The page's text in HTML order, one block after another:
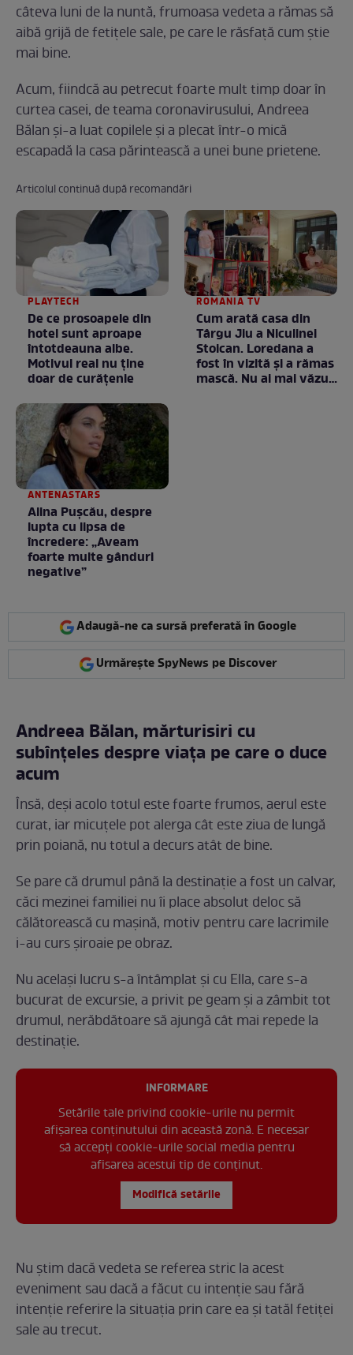
câteva luni de la nuntă, frumoasa vedeta a rămas să
aibă grijă de fetițele sale, pe care le răsfață cum știe
mai bine.
Acum, fiindcă au petrecut foarte mult timp doar în
curtea casei, de teama coronavirusului, Andreea
Bălan și-a luat copilele și a plecat într-o mică
escapadă la casa părintească a unei bune prietene.
Articolul continuă după recomandări
PLAYTECH
De ce prosoapele din
hotel sunt aproape
întotdeauna albe.
Motivul real nu ține
doar de curățenie
ROMANIA TV
Cum arată casa din
Târgu Jiu a Niculinei
Stoican. Loredana a
fost în vizită și a rămas
mască. Nu ai mai văzut
ANTENASTARS
Alina Pușcău, despre
lupta cu lipsa de
încredere: „Aveam
foarte multe gânduri
negative”
Adaugă-ne ca sursă preferată în Google
Urmărește SpyNews pe Discover
Andreea Bălan, mărturisiri cu
subînțeles despre viața pe care o duce
acum
Însă, deși acolo totul este foarte frumos, aerul este
curat, iar micuțele pot alerga cât este ziua de lungă
prin poiană, nu totul a decurs atât de bine.
Se pare că drumul până la destinație a fost un calvar,
căci mezinei familiei nu îi place absolut deloc să
călătorească cu mașină, motiv pentru care lacrimile
i-au curs șiroaie pe obraz.
Nu același lucru s-a întâmplat și cu Ella, care s-a
bucurat de excursie, a privit pe geam și a zâmbit tot
drumul, nerăbdătoare să ajungă cât mai repede la
destinație.
INFORMARE
Setările tale privind cookie-urile nu permit
afișarea conținutului din această zonă. E necesar
să accepți cookie-urile social media pentru
afisarea acestui tip de conținut.
Modifică setările
Nu știm dacă vedeta se referea stric la acest
eveniment sau dacă a făcut cu intenție sau fără
intenție referire la situația prin care ea și tatăl fetiței
sale au trecut.